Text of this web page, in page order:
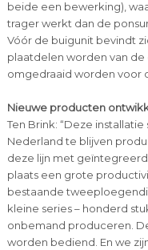
beide een bewerking),
trager werkt dan de
Vóór de buigunit bevindt
plaatdelen worden van
omgedraaid worden voor
Nieuwe producten
Ten Brink: “Deze
Nederland te blijven
deze lijn met
plaats een grote
bestaande
kleine series – honderd
onbemand produceren.
worden bediend. En we